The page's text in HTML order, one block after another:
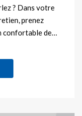
? Dans votre
prenez
confortable de…